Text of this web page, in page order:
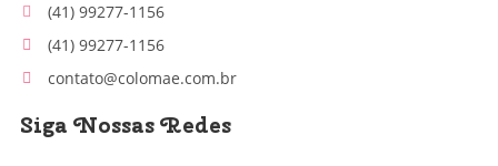
(41) 99277-1156
(41) 99277-1156
contato@colomae.com.br
Siga Nossas Redes